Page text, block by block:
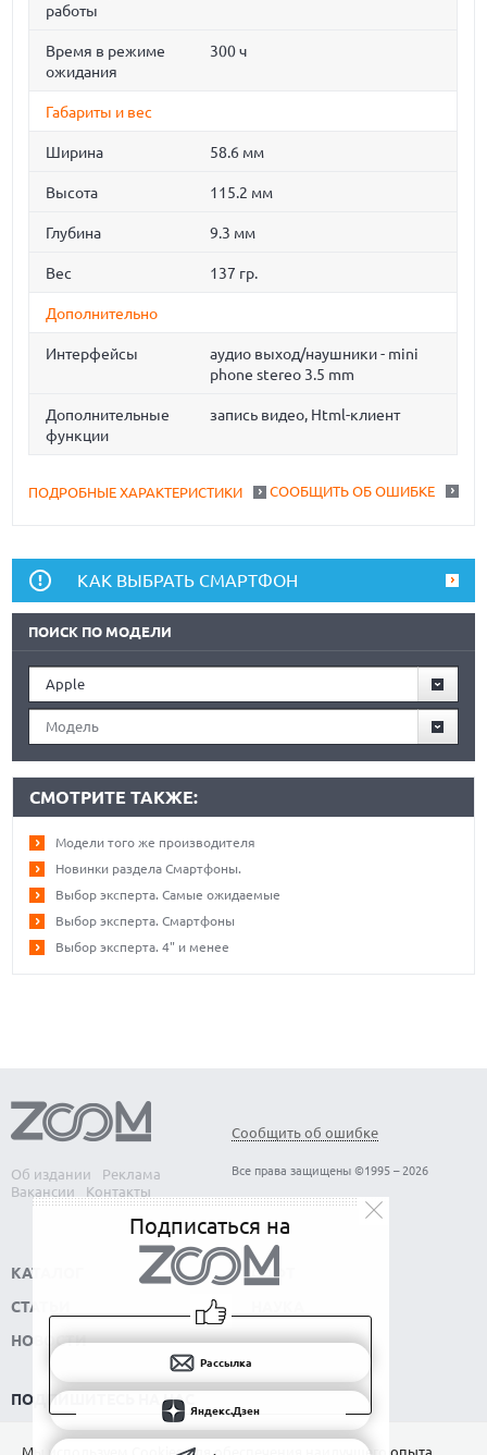
работы
Время в режиме
ожидания
300 ч
Габариты и вес
Ширина 58.6 мм
Высота 115.2 мм
Глубина 9.3 мм
Вес 137 гр.
Дополнительно
Интерфейсы
аудио выход/наушники - mini
phone stereo 3.5 mm
Дополнительные
функции
запись видео, Html-клиент
СООБЩИТЬ ОБ ОШИБКЕ
ПОДРОБНЫЕ ХАРАКТЕРИСТИКИ
КАК ВЫБРАТЬ СМАРТФОН
ПОИСК ПО МОДЕЛИ
Apple
Модель
СМОТРИТЕ ТАКЖЕ:
Модели того же производителя
Новинки раздела Смартфоны.
Выбор эксперта. Самые ожидаемые
Выбор эксперта. Смартфоны
Выбор эксперта. 4" и менее
Об издании
Реклама
Вакансии
Контакты
Сообщить об ошибке
Все права защищены ©1995 – 2026
КАТАЛОГ
СТАТЬИ
НОВОСТИ
СОФТ
ПОДПИШИТЕСЬ НА НАС
РАССЫЛКА
Подписаться на
Рассылка
Яндекс.Дзен
Мы используем Сookies для обеспечения наилучшего опыта